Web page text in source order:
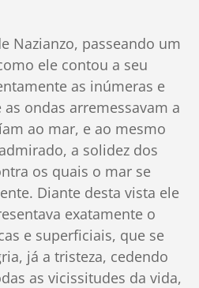
Nazianzo, passeando um
ele contou a seu
as inúmeras e
ondas arremessavam a
ao mar, e ao mesmo
a solidez dos
os quais o mar se
Diante desta vista ele
exatamente o
e superficiais, que se
já a tristeza, cedendo
as vicissitudes da vida,